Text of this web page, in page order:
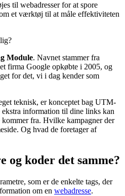
til webadresser for at spore
et værktøj til at måle effektiviteten
Module. Navnet stammer fra
firma Google opkøbte i 2005, og
for det, vi i dag kender som
teknisk, er konceptet bag UTM-
information til dine links kan
kommer fra. Hvilke kampagner der
Og hvad de foretager af
koder det samme?
som er de enkelte tags, der
om en webadresse.